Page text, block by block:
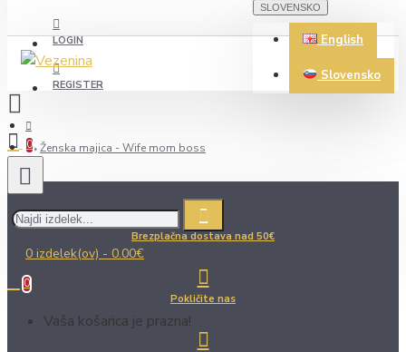
LOGIN
REGISTER
SLOVENSKO
English
Slovensko
0
0 izdelek(ov) - 0.00€
0
Vaša košarica je prazna!
Ženska majica - Wife mom boss
Brezplačna dostava nad 50€
Pokličite nas